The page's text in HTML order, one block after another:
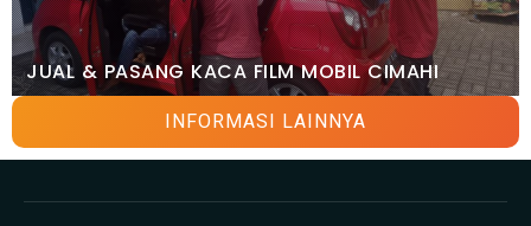
JUAL & PASANG KACA FILM MOBIL CIMAHI
INFORMASI LAINNYA